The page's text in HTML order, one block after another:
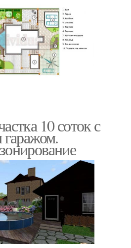
10 соток с